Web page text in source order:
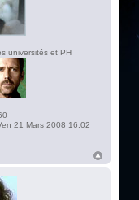
universités et PH
21 Mars 2008 16:02